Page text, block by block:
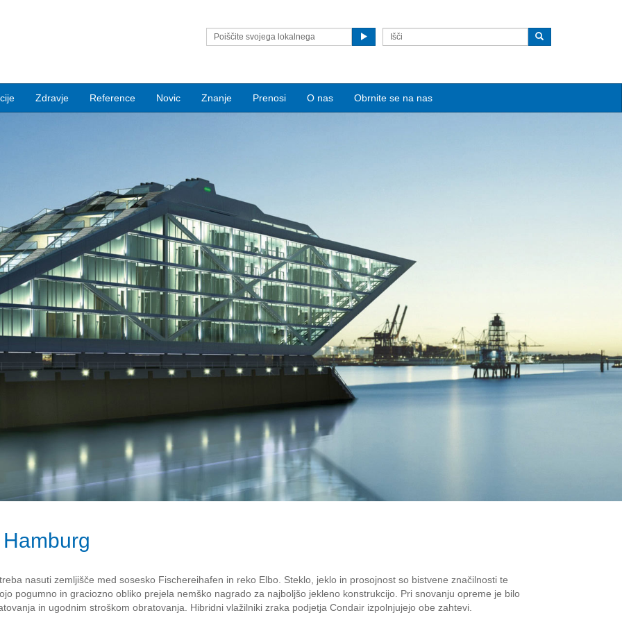
Poiščite svojega lokalnega
Zdravje Reference Novic Znanje Prenosi O nas Obrnite se na nas
nasuti zemljišče med sosesko Fischereihafen in reko Elbo. Steklo, jeklo in prosojnost so bistvene značilnosti te
pogumno in graciozno obliko prejela nemško nagrado za najboljšo jekleno konstrukcijo. Pri snovanju opreme je bilo
in ugodnim stroškom obratovanja. Hibridni vlažilniki zraka podjetja Condair izpolnjujejo obe zahtevi.